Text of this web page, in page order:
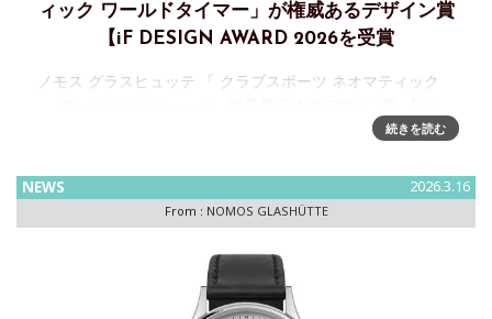
ィック ワールドタイマー」が権威あるデザイン賞
【iF DESIGN AWARD 2026を受賞
ノモス グラスヒュッテ 「 クラブスポーツ ネオマティック
DESIGN AWARD 2026】を受賞ドイツ時計ブランド
続きを読む
NEWS 2026.3.16
From : NOMOS GLASHÜTTE